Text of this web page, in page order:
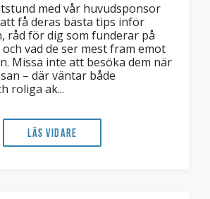
med vår huvudsponsor
få deras bästa tips inför
råd för dig som funderar på
vad de ser mest fram emot
Missa inte att besöka dem när
– där väntar både
roliga ak...
Läs vidare